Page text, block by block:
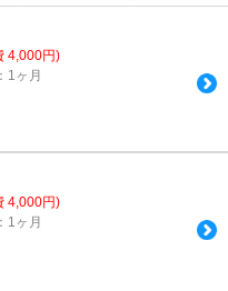
4,000円)
1ヶ月
4,000円)
1ヶ月